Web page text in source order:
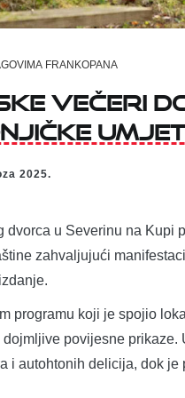
FRANKOPANA
večeri
2025.
dvorca u Severinu na Kupi
zahvaljujući
programu koji je spojio
povijesne
i autohtonih delicija, dok